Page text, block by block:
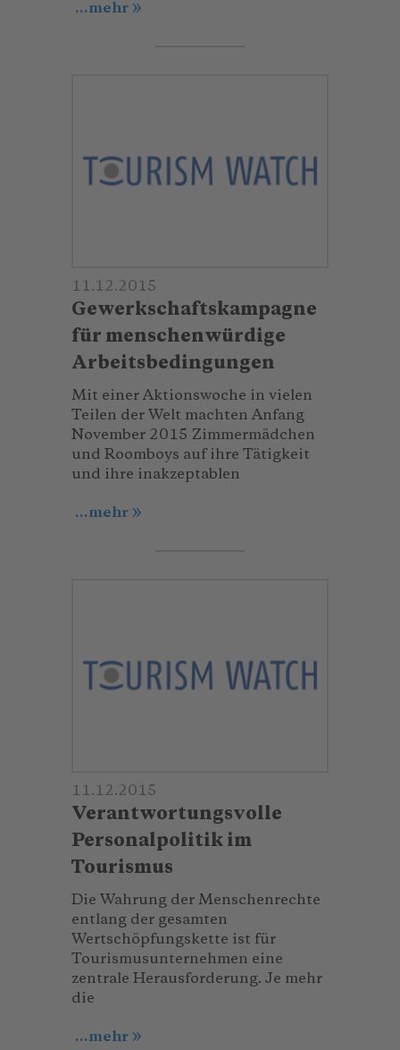
...mehr
11.12.2015
Gewerkschaftskampagne
für menschenwürdige
Arbeitsbedingungen
Mit einer Aktionswoche in vielen
Teilen der Welt machten Anfang
November 2015 Zimmermädchen
und Roomboys auf ihre Tätigkeit
und ihre inakzeptablen
...mehr
11.12.2015
Verantwortungsvolle
Personalpolitik im
Tourismus
Die Wahrung der Menschenrechte
entlang der gesamten
Wertschöpfungskette ist für
Tourismusunternehmen eine
zentrale Herausforderung. Je mehr
die
...mehr